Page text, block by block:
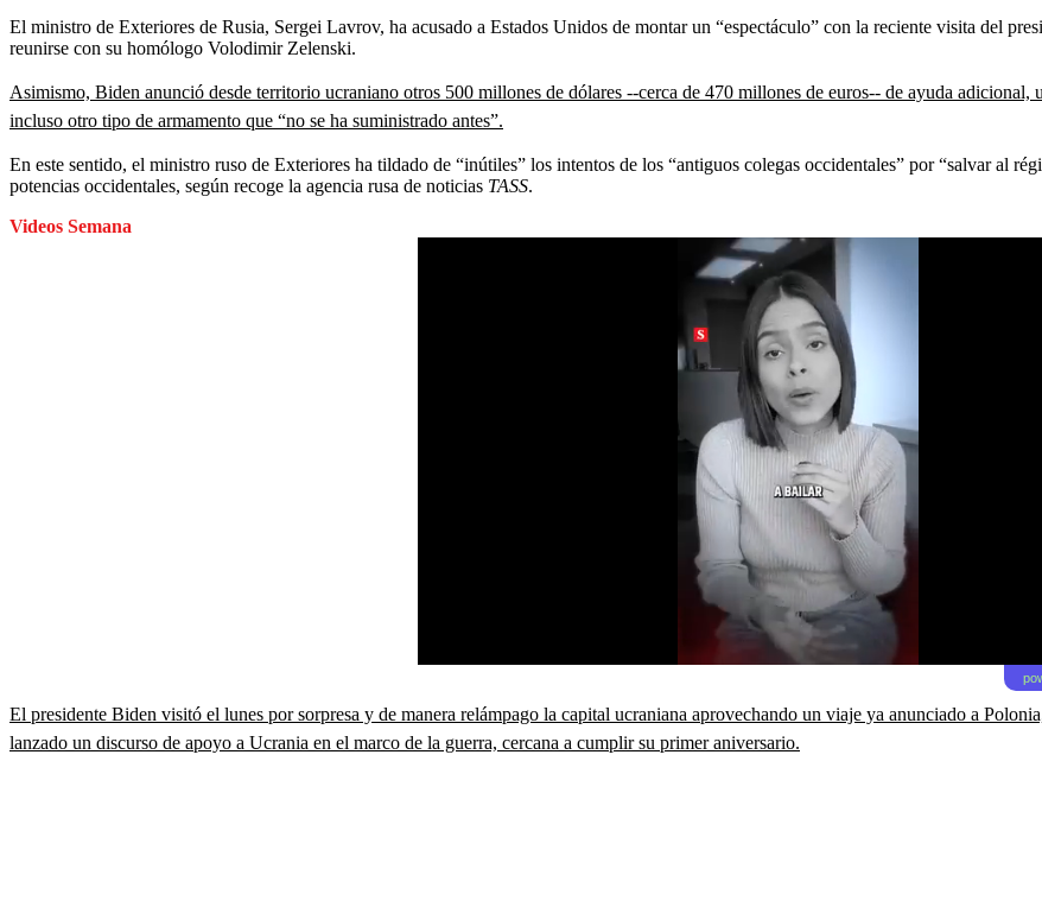
El ministro de Exteriores de Rusia, Sergei Lavrov, ha acusado a Estados Unidos de montar un “espectáculo” con la reciente visita del
reunirse con su homólogo Volodimir Zelenski.
Asimismo, Biden anunció desde territorio ucraniano otros 500 millones de dólares --cerca de 470 millones de euros-- de ayuda adicional,
incluso otro tipo de armamento que “no se ha suministrado antes”.
En este sentido, el ministro ruso de Exteriores ha tildado de “inútiles” los intentos de los “antiguos colegas occidentales” por “salvar al
potencias occidentales, según recoge la agencia rusa de noticias TASS.
Videos Semana
El presidente Biden visitó el lunes por sorpresa y de manera relámpago la capital ucraniana aprovechando un viaje ya anunciado a
lanzado un discurso de apoyo a Ucrania en el marco de la guerra, cercana a cumplir su primer aniversario.